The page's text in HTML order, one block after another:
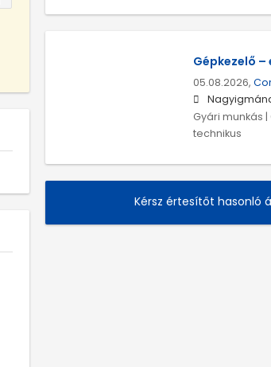
Gépkezelő
05.08.2026,
Gyári munkás
technikus
Kérsz értesítőt hasonló